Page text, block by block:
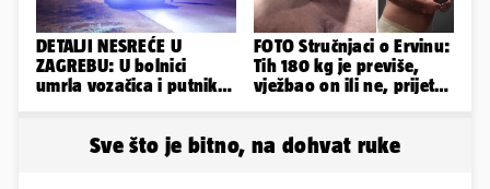
DETALJI NESREĆE U
ZAGREBU: U bolnici
umrla vozačica i putnik,
FOTO Stručnjaci o Ervinu:
Tih 180 kg je previše,
vježbao on ili ne, prijete
Sve što je bitno, na dohvat ruke